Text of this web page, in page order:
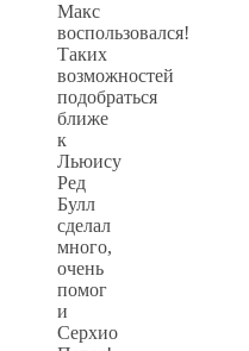
Макс
воспользовался!
Таких
возможностей
подобраться
ближе
к
Льюису
Ред
Булл
сделал
много,
очень
помог
и
Серхио